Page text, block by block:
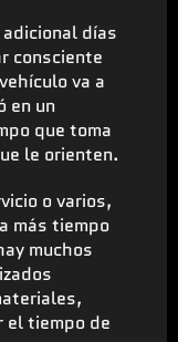
días
consciente
va a
en un
que toma
le orienten.
o varios,
más tiempo
muchos
el tiempo de